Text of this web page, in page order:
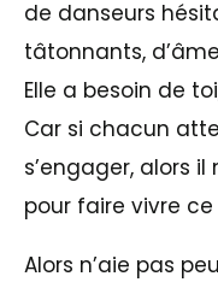
de danseurs
tâtonnants,
Elle a besoin de
Car si chacun
s’engager, alors
pour faire vivre
Alors n’aie pas